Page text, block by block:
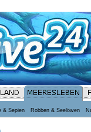
& Sepien Robben & Seelöwen